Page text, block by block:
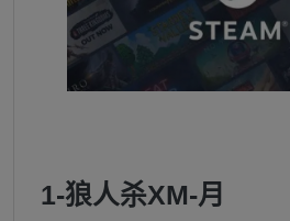
1-狼人杀XM-月